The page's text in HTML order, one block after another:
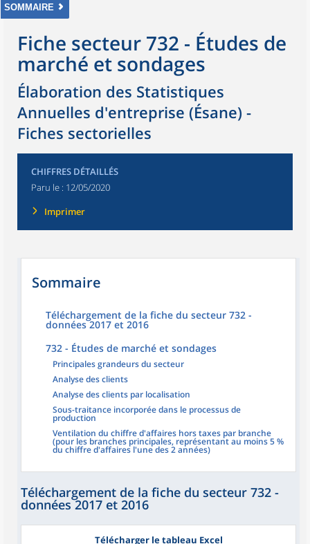
SOMMAIRE
Fiche secteur 732 - Études de
marché et sondages
Élaboration des Statistiques
Annuelles d'entreprise (Ésane) -
Fiches sectorielles
CHIFFRES DÉTAILLÉS
Paru le : 12/05/2020
Imprimer
Sommaire
Téléchargement de la fiche du secteur 732 -
données 2017 et 2016
732 - Études de marché et sondages
Principales grandeurs du secteur
Analyse des clients
Analyse des clients par localisation
Sous-traitance incorporée dans le processus de
production
Ventilation du chiffre d'affaires hors taxes par branche
(pour les branches principales, représentant au moins 5 %
du chiffre d'affaires l'une des 2 années)
Téléchargement de la fiche du secteur 732 -
données 2017 et 2016
Télécharger le tableau Excel